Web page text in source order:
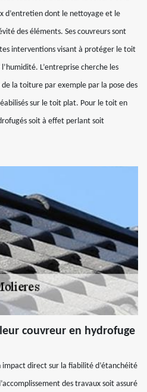
d’entretien dont le nettoyage et le
des éléments. Ses couvreurs sont
interventions visant à protéger le toit
L’entreprise cherche les
la toiture par exemple par la pose des
sur le toit plat. Pour le toit en
soit à effet perlant soit
couvreur en hydrofuge
impact direct sur la fiabilité d’étanchéité
des travaux soit assuré